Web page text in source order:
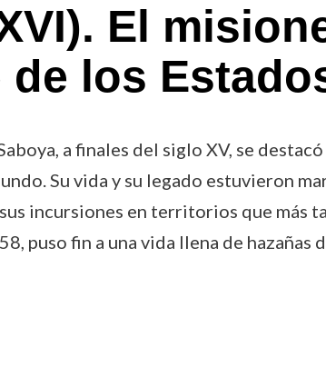
El
los
a finales del siglo XV, se
Su vida y su legado estuvieron
incursiones en territorios que más
puso fin a una vida llena de